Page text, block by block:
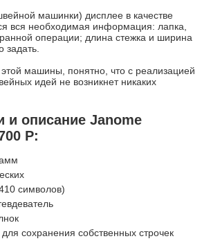
машинки) дисплее в качестве
вся необходимая информация: лапка,
операции; длина стежка и ширина
задать.
машины, понятно, что с реализацией
идей не возникнет никаких
и описание Janome
P:
символов)
сохранения собственных строчек